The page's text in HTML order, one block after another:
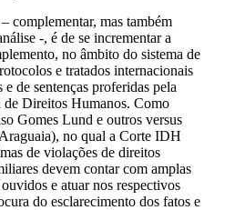
complementar, mas também
-, é de se incrementar a
no âmbito do sistema de
e tratados internacionais
de sentenças proferidas pela
de Direitos Humanos. Como
Gomes Lund e outros versus
no qual a Corte IDH
de violações de direitos
devem contar com amplas
e atuar nos respectivos
do esclarecimento dos fatos e